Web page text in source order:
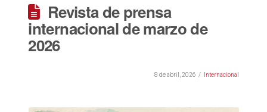
Revista de prensa
internacional de marzo de
2026
8 de abril, 2026 Internacional